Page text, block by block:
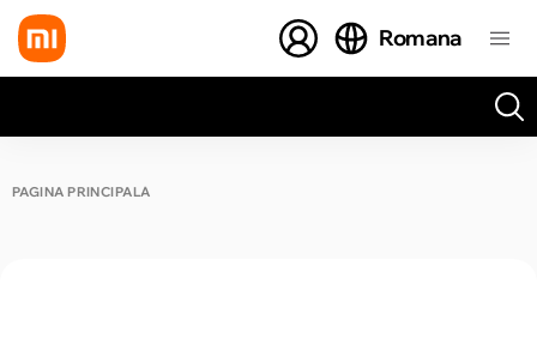
Romana
PAGINA PRINCIPALĂ